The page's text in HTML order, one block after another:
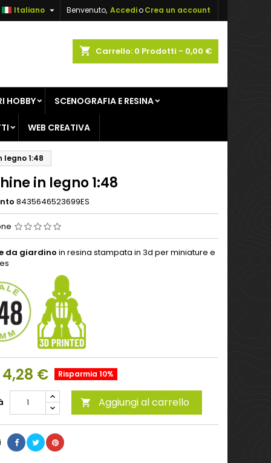
Benvenuto, AccedioCrea un account
Italiano 
shopping_cart Carrello: 0 Prodotti - 0,00 €
HOBBY SCENOGRAFIA E RESINA
WEB CREATIVA
legno 1:48
in legno 1:48
8435646523699ES
da giardino in resina stampata in 3d per miniature e
4,28 € Risparmia 10%
 Aggiungi al carrello